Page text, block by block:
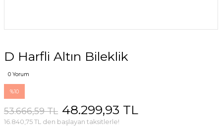
D Harfli Altın Bileklik
0 Yorum
%10
53.666,59 TL 48.299,93 TL
16.840,75 TL den başlayan taksitlerle!